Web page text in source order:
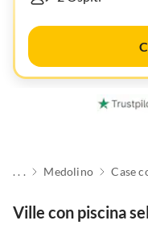
. . . Medolino Case
Ville con piscina